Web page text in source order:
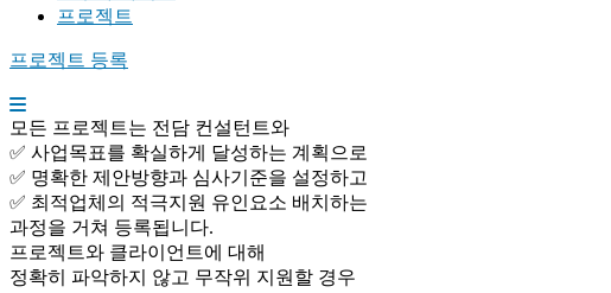
프로젝트
프로젝트 등록
모든 프로젝트는 전담 컨설턴트와
✅ 사업목표를 확실하게 달성하는 계획으로
✅ 명확한 제안방향과 심사기준을 설정하고
✅ 최적업체의 적극지원 유인요소 배치하는
과정을 거쳐 등록됩니다.
프로젝트와 클라이언트에 대해
정확히 파악하지 않고 무작위 지원할 경우